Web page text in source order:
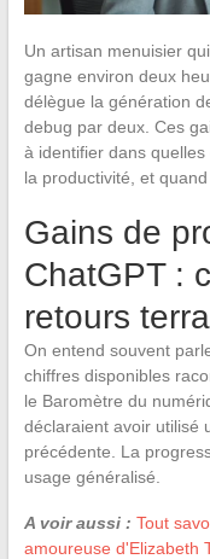
Un artisan menuisier
gagne environ deux
délègue la génération
debug par deux. Ces
à identifier dans
la productivité, et
Gains de
ChatGPT :
retours
On entend souvent
chiffres disponibles
le Baromètre du
déclaraient avoir utilisé
précédente. La
usage généralisé.
A voir aussi : Tout
amoureuse d'Elizabeth